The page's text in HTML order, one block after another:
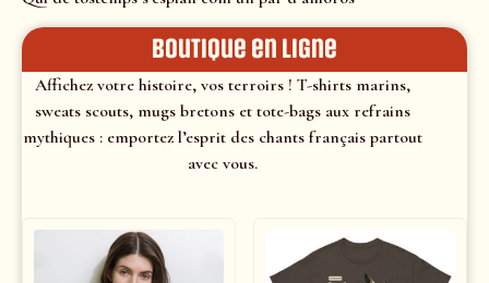
Boutique en ligne
Affichez votre histoire, vos terroirs ! T-shirts marins,
sweats scouts, mugs bretons et tote-bags aux refrains
mythiques : emportez l’esprit des chants français partout
avec vous.